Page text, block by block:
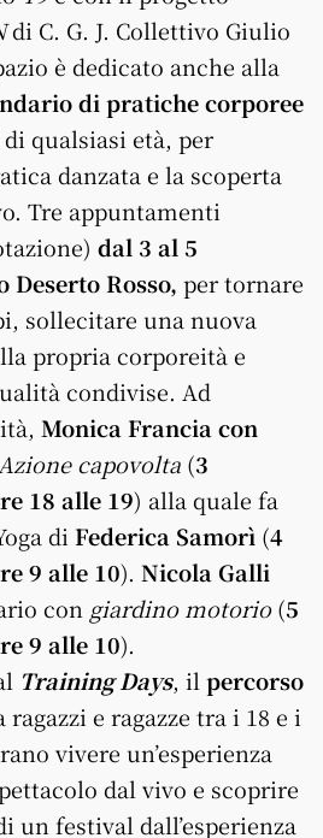
di C. G. J. Collettivo Giulio
è dedicato anche alla
di pratiche corporee
di qualsiasi età, per
danzata e la scoperta
Tre appuntamenti
dal 3 al 5
Deserto Rosso, per tornare
sollecitare una nuova
propria corporeità e
condivise. Ad
Monica Francia con
Azione capovolta (3
18 alle 19) alla quale fa
di Federica Samorì (4
9 alle 10). Nicola Galli
con giardino motorio(5
9 alle 10).
Training Days, il percorso
e ragazze tra i 18 e i
vivere un’esperienza
dal vivo e scoprire
festival dall’esperienza